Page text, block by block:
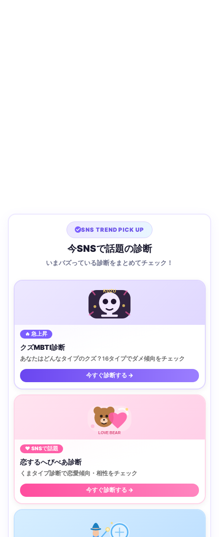
SNS TREND PICK UP
今SNSで話題の診断
いまバズっている診断をまとめてチェック！
KUZU
🔥 急上昇
クズMBTI診断
あなたはどんなタイプのクズ？16タイプでダメ傾向をチェック
今すぐ診断する →
LOVE BEAR
♥ SNSで話題
恋するへびべあ診断
くまタイプ診断で恋愛傾向・相性をチェック
今すぐ診断する →